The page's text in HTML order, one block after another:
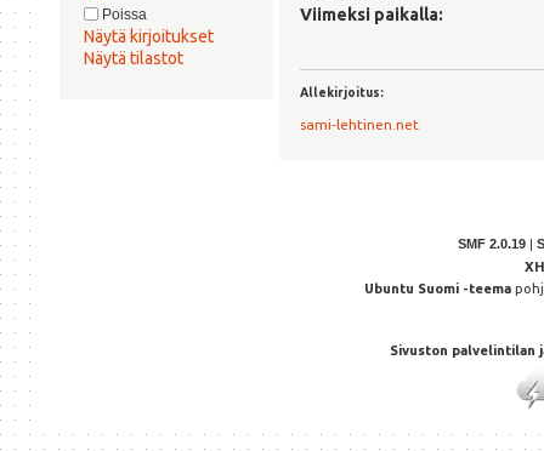
Poissa
Näytä kirjoitukset
Näytä tilastot
Viimeksi paikalla:
Allekirjoitus:
sami-lehtinen.net
SMF 2.0.19
Ubuntu Suomi -teema
Sivuston palvelintilan